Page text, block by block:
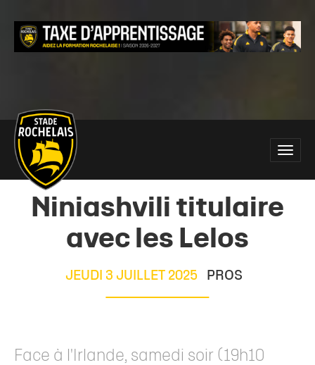
Main
site
navigation
Toggle
Niniashvili titulaire
avec les Lelos
JEUDI 3 JUILLET 2025 PROS
Face à l'Irlande, samedi soir (19h10